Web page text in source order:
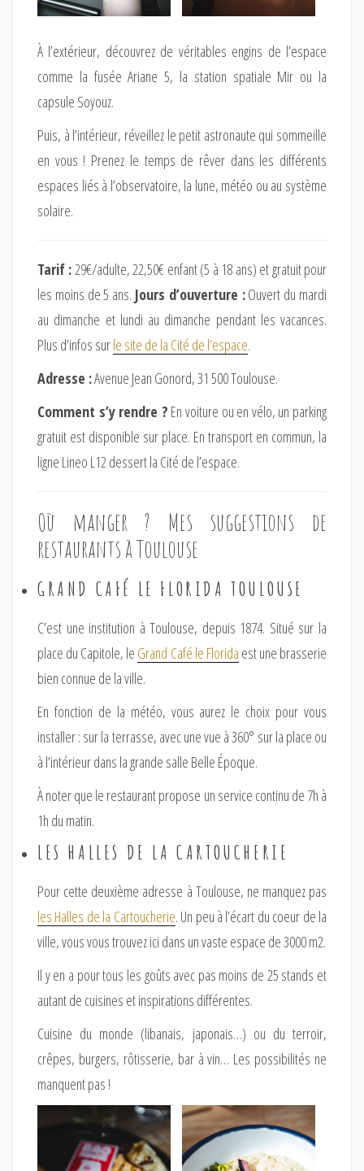
À l’extérieur, découvrez de véritables engins de l’espace
comme la fusée Ariane 5, la station spatiale Mir ou la
capsule Soyouz.
Puis, à l’intérieur, réveillez le petit astronaute qui sommeille
en vous ! Prenez le temps de rêver dans les différents
espaces liés à l’observatoire, la lune, météo ou au système
solaire.
Tarif : 29€/adulte, 22,50€ enfant (5 à 18 ans) et gratuit pour
les moins de 5 ans. Jours d’ouverture :Ouvert du mardi
au dimanche et lundi au dimanche pendant les vacances.
Plus d’infos surle site de la Cité de l’espace.
Adresse :Avenue Jean Gonord, 31 500 Toulouse.
Comment s’y rendre ? En voiture ou en vélo, un parking
gratuit est disponible sur place. En transport en commun, la
ligne Lineo L12 dessert la Cité de l’espace.
Où manger ? Mes suggestions de
restaurants à Toulouse
GRAND CAFÉ LE FLORIDA TOULOUSE
C’est une institution à Toulouse, depuis 1874. Situé sur la
place du Capitole, le Grand Café le Florida est une brasserie
bien connue de la ville.
En fonction de la météo, vous aurez le choix pour vous
installer : sur la terrasse, avec une vue à 360° sur la place ou
à l’intérieur dans la grande salle Belle Époque.
À noter que le restaurant propose un service continu de 7h à
1h du matin.
LES HALLES DE LA CARTOUCHERIE
Pour cette deuxième adresse à Toulouse, ne manquez pas
les Halles de la Cartoucherie. Un peu à l’écart du coeur de la
ville, vous vous trouvez ici dans un vaste espace de 3000 m2.
Il y en a pour tous les goûts avec pas moins de 25 stands et
autant de cuisines et inspirations différentes.
Cuisine du monde (libanais, japonais…) ou du terroir,
crêpes, burgers, rôtisserie, bar à vin… Les possibilités ne
manquent pas !